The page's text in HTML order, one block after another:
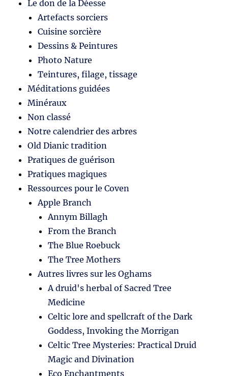
Le don de la Déesse
Artefacts sorciers
Cuisine sorcière
Dessins & Peintures
Photo Nature
Teintures, filage, tissage
Méditations guidées
Minéraux
Non classé
Notre calendrier des arbres
Old Dianic tradition
Pratiques de guérison
Pratiques magiques
Ressources pour le Coven
Apple Branch
Annym Billagh
From the Branch
The Blue Roebuck
The Tree Mothers
Autres livres sur les Oghams
A druid's herbal of Sacred Tree
Medicine
Celtic lore and spellcraft of the Dark
Goddess, Invoking the Morrigan
Celtic Tree Mysteries: Practical Druid
Magic and Divination
Eco Enchantments